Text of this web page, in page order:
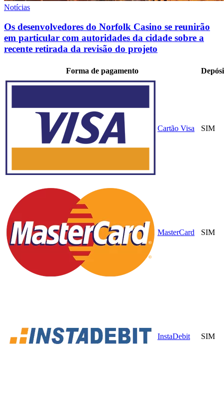
Notícias
Os desenvolvedores do Norfolk Casino se reunirão
em particular com autoridades da cidade sobre a
recente retirada da revisão do projeto
Forma de pagamento
Cartão Visa SIM
MasterCard SIM
InstaDebit SIM